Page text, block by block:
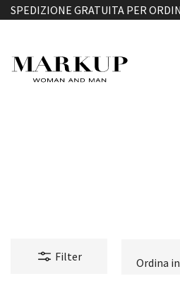
SPEDIZIONE GRATUITA PER
Filter